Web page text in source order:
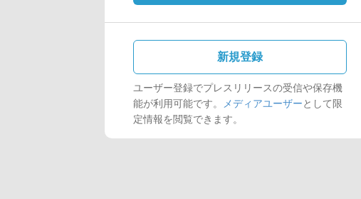
新規登録
ユーザー登録でプレスリリースの受信や保存機
能が利用可能です。
メディアユーザーとして限
定情報を閲覧できます。